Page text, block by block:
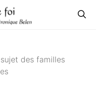
des familles